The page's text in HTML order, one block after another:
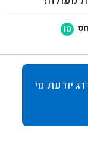
10
יודעת מי